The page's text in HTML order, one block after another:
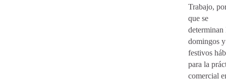
Trabajo,
que se
determinan
domingos
festivos
para la
comercial